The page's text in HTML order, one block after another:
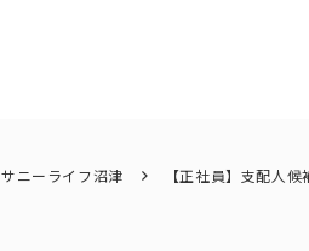
サニーライフ沼津 【正社員】支配人